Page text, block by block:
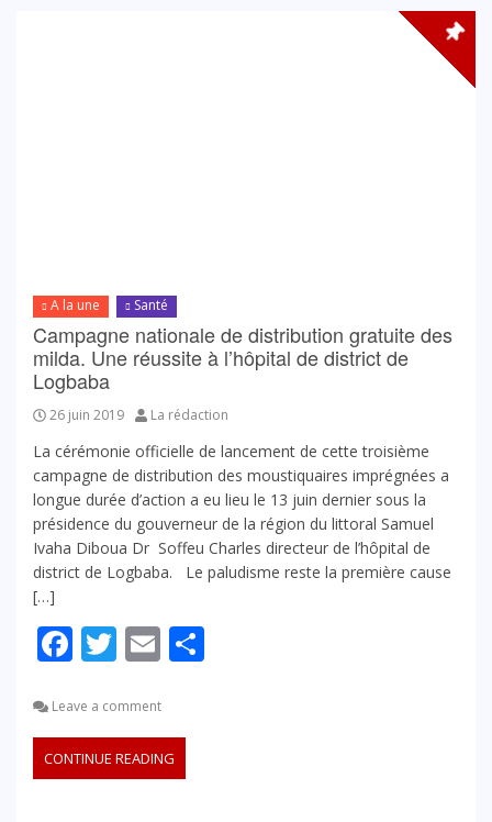
A la une Santé
Campagne nationale de distribution gratuite des
milda. Une réussite à l’hôpital de district de
Logbaba
26 juin 2019 La rédaction
La cérémonie officielle de lancement de cette troisième
campagne de distribution des moustiquaires imprégnées a
longue durée d’action a eu lieu le 13 juin dernier sous la
présidence du gouverneur de la région du littoral Samuel
Ivaha Diboua Dr Soffeu Charles directeur de l’hôpital de
district de Logbaba. Le paludisme reste la première cause
[…]
Facebook
Twitter
Email
Leave a comment
CONTINUE READING